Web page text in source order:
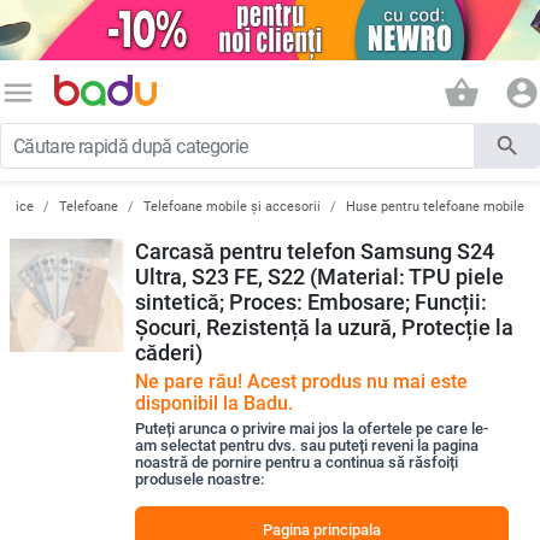
menu shopping_basket account_circle
search
Telefoane Telefoane mobile și accesorii Huse pentru telefoane mobile
Carcasă pentru telefon Samsung S24
Ultra, S23 FE, S22 (Material: TPU piele
sintetică; Proces: Embosare; Funcții:
Șocuri, Rezistență la uzură, Protecție la
căderi)
Ne pare rău! Acest produs nu mai este
disponibil la Badu.
Puteți arunca o privire mai jos la ofertele pe care le-
am selectat pentru dvs. sau puteți reveni la pagina
noastră de pornire pentru a continua să răsfoiți
produsele noastre:
Pagina principala